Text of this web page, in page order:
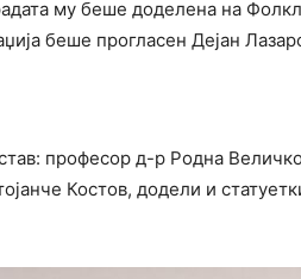
му беше доделена на
беше прогласен Дејан
професор д-р Родна
Костов, додели и